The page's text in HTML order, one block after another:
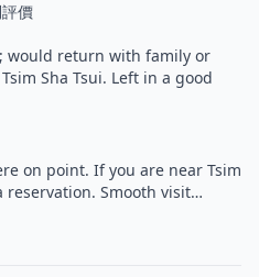
價
would return with family or
Sha Tsui. Left in a good
on point. If you are near Tsim
reservation. Smooth visit…